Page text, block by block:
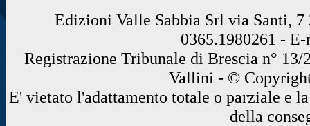
Edizioni Valle Sabbia Srl via Santi, 7
0365.1980261 -
Registrazione Tribunale di Brescia n°
Vallini - ©
E' vietato l'adattamento totale o parziale e
della